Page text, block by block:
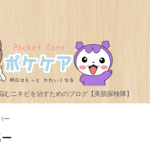
むニキビを治すためのブログ【美肌探検隊】
ー